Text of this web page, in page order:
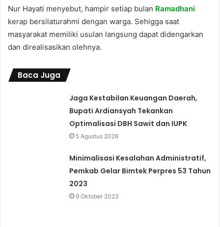
Nur Hayati menyebut, hampir setiap bulan Ramadhani
kerap bersilaturahmi dengan warga. Sehigga saat
masyarakat memiliki usulan langsung dapat didengarkan
dan direalisasikan olehnya.
Baca Juga
Jaga Kestabilan Keuangan Daerah,
Bupati Ardiansyah Tekankan
Optimalisasi DBH Sawit dan IUPK
5 Agustus 2026
Minimalisasi Kesalahan Administratif,
Pemkab Gelar Bimtek Perpres 53 Tahun
2023
9 Oktober 2023